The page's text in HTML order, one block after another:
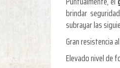
brindar
subrayar las
Gran resistencia
Elevado nivel de